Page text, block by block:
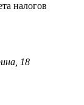
налогов
18